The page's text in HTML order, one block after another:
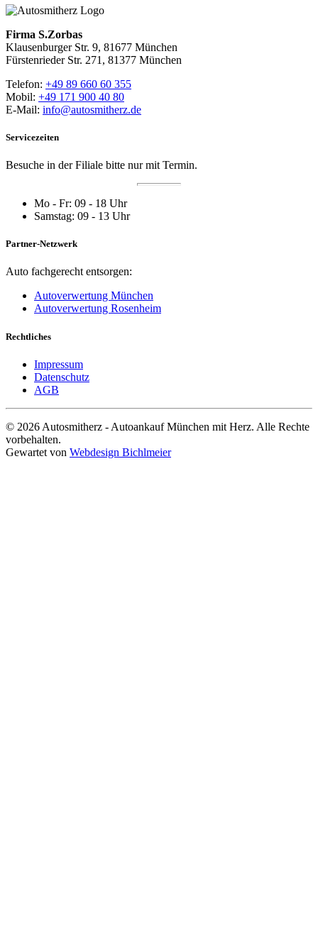
Firma S.Zorbas
Klausenburger Str. 9, 81677 München
Fürstenrieder Str. 271, 81377 München
Telefon: +49 89 660 60 355
Mobil: +49 171 900 40 80
E-Mail: info@autosmitherz.de
Servicezeiten
Besuche in der Filiale bitte nur mit Termin.
Mo - Fr: 09 - 18 Uhr
Samstag: 09 - 13 Uhr
Partner-Netzwerk
Auto fachgerecht entsorgen:
Autoverwertung München
Autoverwertung Rosenheim
Rechtliches
Impressum
Datenschutz
AGB
© 2026 Autosmitherz - Autoankauf München mit Herz. Alle Rechte
vorbehalten.
Gewartet von Webdesign Bichlmeier